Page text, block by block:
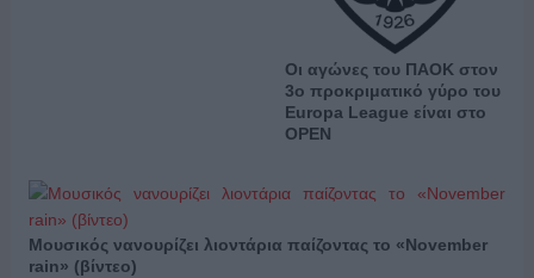
Οι αγώνες του ΠΑΟΚ στον
3ο προκριματικό γύρο του
Europa League είναι στο
OPEN
Μουσικός νανουρίζει λιοντάρια παίζοντας το «November
rain» (βίντεο)